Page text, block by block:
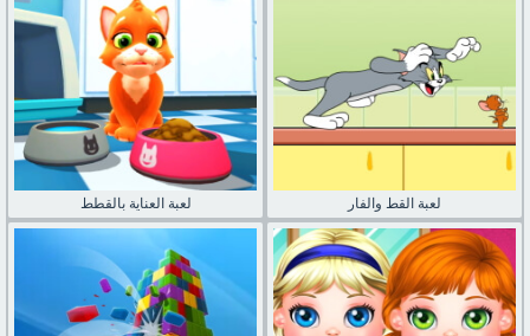
لعبة العناية بالقطط لعبة القط والفار